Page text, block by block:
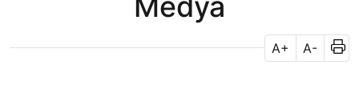
A+ A-